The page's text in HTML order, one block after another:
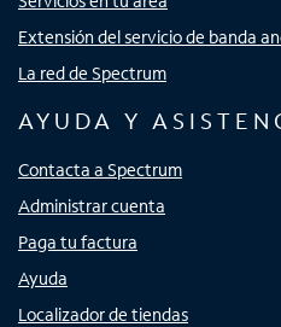
Extensión del servicio de banda
La red de Spectrum
AYUDA Y
Contacta a Spectrum
Administrar cuenta
Paga tu factura
Ayuda
Localizador de tiendas